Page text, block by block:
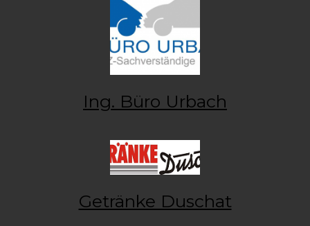
Ing. Büro Urbach
Getränke Duschat